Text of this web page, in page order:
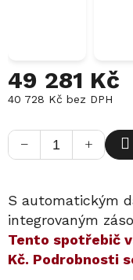
49 281 Kč
40 728 Kč bez DPH
cena:
+
−
S automatickým
integrovaným
​​Tento spotřebič
Kč. Podrobnosti